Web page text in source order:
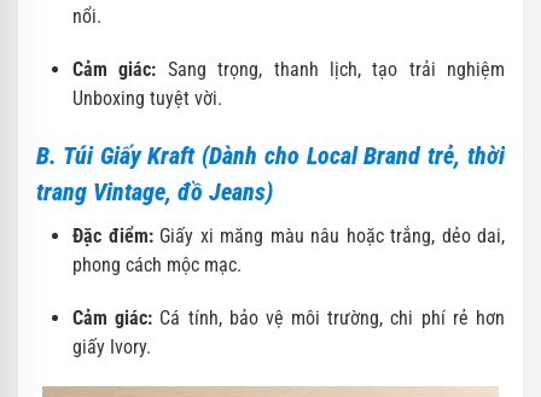
nổi.
Cảm giác: Sang trọng, thanh lịch, tạo trải nghiệm
Unboxing tuyệt vời.
B. Túi Giấy Kraft (Dành cho Local Brand trẻ, thời
trang Vintage, đồ Jeans)
Đặc điểm:Giấy xi măng màu nâu hoặc trắng, dẻo dai,
phong cách mộc mạc.
Cảm giác: Cá tính, bảo vệ môi trường, chi phí rẻ hơn
giấy Ivory.